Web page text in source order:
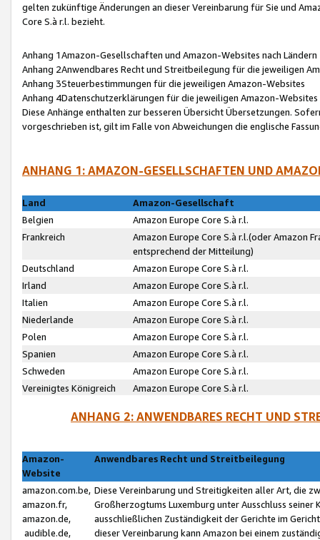
gelten zukünftige Änderungen an dieser Vereinbarung für Sie und
Core S.à r.l. bezieht.
Anhang 1Amazon-Gesellschaften und Amazon-Websites nach Ländern
Anhang 2Anwendbares Recht und Streitbeilegung für die jeweiligen
Anhang 3Steuerbestimmungen für die jeweiligen Amazon-Websites
Anhang 4Datenschutzerklärungen für die jeweiligen Amazon-Websites
Diese Anhänge enthalten zur besseren Übersicht Übersetzungen.
vorgeschrieben ist, gilt im Falle von Abweichungen die englische
ANHANG 1: AMAZON-GESELLSCHAFTEN UND
Land
Amazon-Gesellschaft
Belgien
Amazon Europe Core S.à r.l.
Frankreich
Amazon Europe Core S.à r.l.(oder Amazon
entsprechend der Mitteilung)
Deutschland
Amazon Europe Core S.à r.l.
Irland
Amazon Europe Core S.à r.l.
Italien
Amazon Europe Core S.à r.l.
Niederlande
Amazon Europe Core S.à r.l.
Polen
Amazon Europe Core S.à r.l.
Spanien
Amazon Europe Core S.à r.l.
Schweden
Amazon Europe Core S.à r.l.
Vereinigtes Königreich
Amazon Europe Core S.à r.l.
ANHANG 2: ANWENDBARES RECHT UND
Amazon-
Website
Anwendbares Recht und Streitbeilegung
amazon.com.be,
amazon.fr,
amazon.de,
audible.de,
Diese Vereinbarung und Streitigkeiten aller Art, die
Großherzogtums Luxemburg unter Ausschluss
ausschließlichen Zuständigkeit der Gerichte im
dieser Vereinbarung kann Amazon bei einem